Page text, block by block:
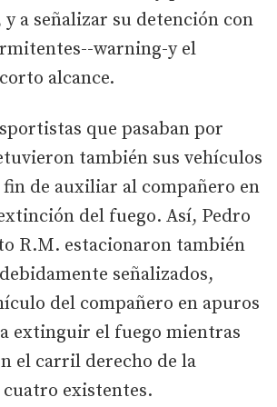
a señalizar su detención con
warning-y el
alcance.
que pasaban por
también sus vehículos
fin de auxiliar al compañero en
del fuego. Así, Pedro
R.M. estacionaron también
señalizados,
del compañero en apuros
extinguir el fuego mientras
el carril derecho de la
cuatro existentes.